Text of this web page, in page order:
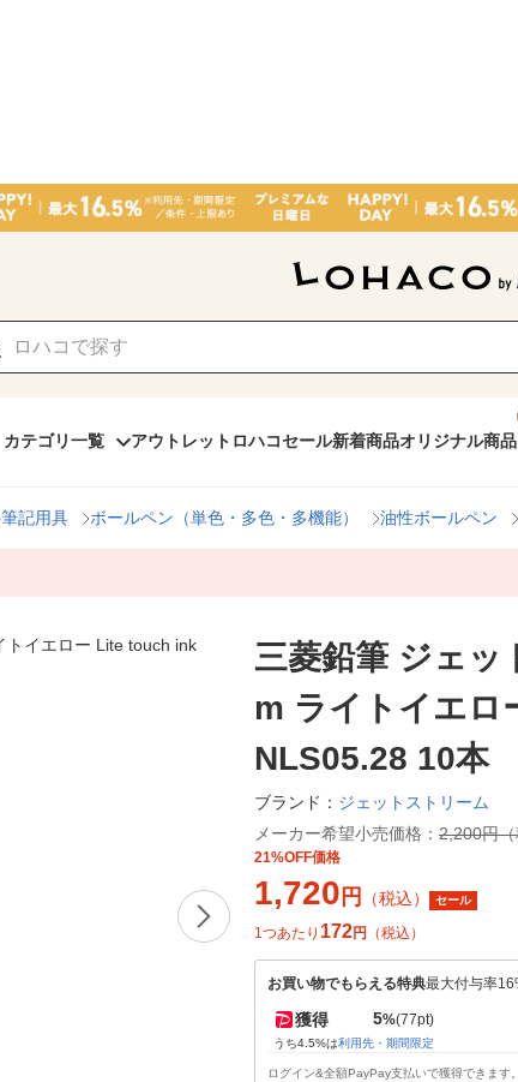
カテゴリ一覧 アウトレット ロハコセール新着商品オリジナル商品
筆記用具 ボールペン（単色・多色・多機能） 油性ボールペン
三菱鉛筆 ジェッ
m ライトイエ
NLS05.28 10本
ブランド： ジェットストリーム
メーカー希望小売価格： 2,200円
21%OFF価格
1,720 円 （税込） セール
1つあたり 172円 （税込）
お買い物でもらえる特典最大付与率
獲得 5%(77pt)
うち4.5%は利用先・期間限定
ログイン&全額PayPay支払いで獲得できます